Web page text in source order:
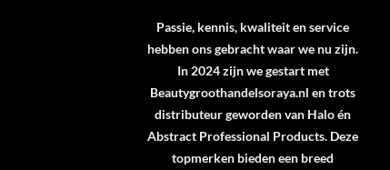
Passie, kennis, kwaliteit en service
hebben ons gebracht waar we nu zijn.
In 2024 zijn we gestart met
Beautygroothandelsoraya.nl en trots
distributeur geworden van Haloén
Abstract Professional Products. Deze
topmerken bieden een breed